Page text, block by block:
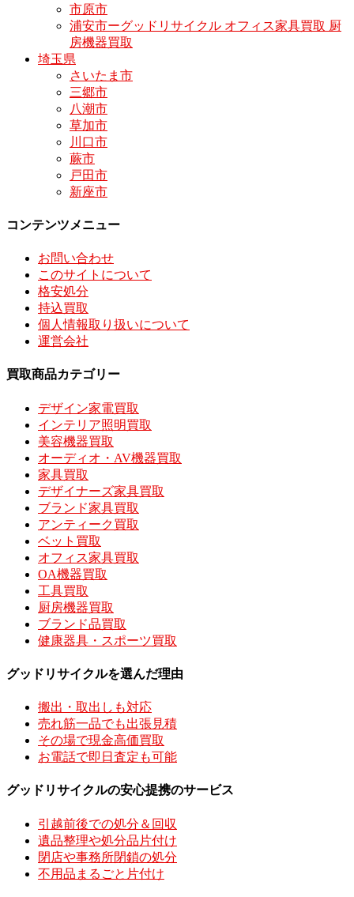
市原市
浦安市ーグッドリサイクル オフィス家具買取 厨
房機器買取
埼玉県
さいたま市
三郷市
八潮市
草加市
川口市
蕨市
戸田市
新座市
コンテンツメニュー
お問い合わせ
このサイトについて
格安処分
持込買取
個人情報取り扱いについて
運営会社
買取商品カテゴリー
デザイン家電買取
インテリア照明買取
美容機器買取
オーディオ・AV機器買取
家具買取
デザイナーズ家具買取
ブランド家具買取
アンティーク買取
ベット買取
オフィス家具買取
OA機器買取
工具買取
厨房機器買取
ブランド品買取
健康器具・スポーツ買取
グッドリサイクルを選んだ理由
搬出・取出しも対応
売れ筋一品でも出張見積
その場で現金高価買取
お電話で即日査定も可能
グッドリサイクルの安心提携のサービス
引越前後での処分＆回収
遺品整理や処分品片付け
閉店や事務所閉鎖の処分
不用品まるごと片付け